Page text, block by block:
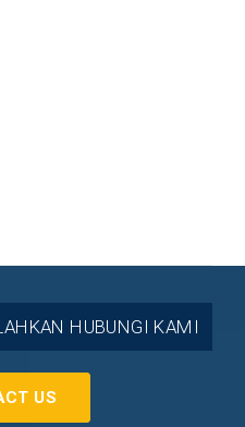
HUBUNGI KAMI
US